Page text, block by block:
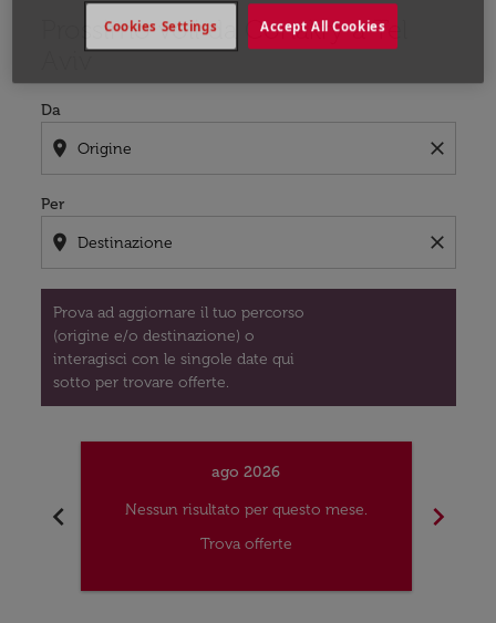
Prossimo voli da Conakry a Tel
Aviv
Da
location_on close
Per
location_on close
Prova ad aggiornare il tuo percorso
(origine e/o destinazione) o
interagisci con le singole date qui
sotto per trovare offerte.
Prova ad aggiornare il tuo percorso (origine e/o
chevron_left
ago 2026
Nessun risultato per questo mese.
Trova offerte
chevron_right
Accept All Cookies
Cookies Settings